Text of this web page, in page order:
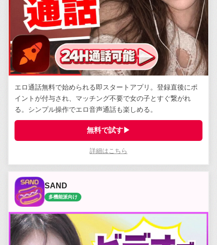
エロ通話無料で始められる即スタートアプリ。登録直後にポ
イントが付与され、マッチング不要で女の子とすぐ繋がれ
る。シンプル操作でエロ音声通話も楽しめる。
無料で試す▶
詳細はこちら
SAND
多機能派向け